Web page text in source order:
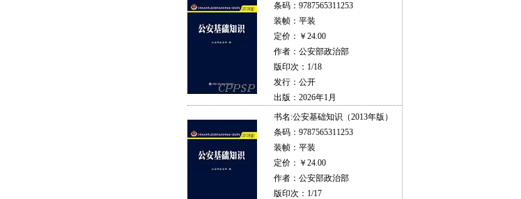
条码：9787565311253
装帧：平装
定价：￥24.00
作者：公安部政治部
版印次：1/18
发行：公开
出版：2026年1月
书名:公安基础知识（2013年版）
条码：9787565311253
装帧：平装
定价：￥24.00
作者：公安部政治部
版印次：1/17